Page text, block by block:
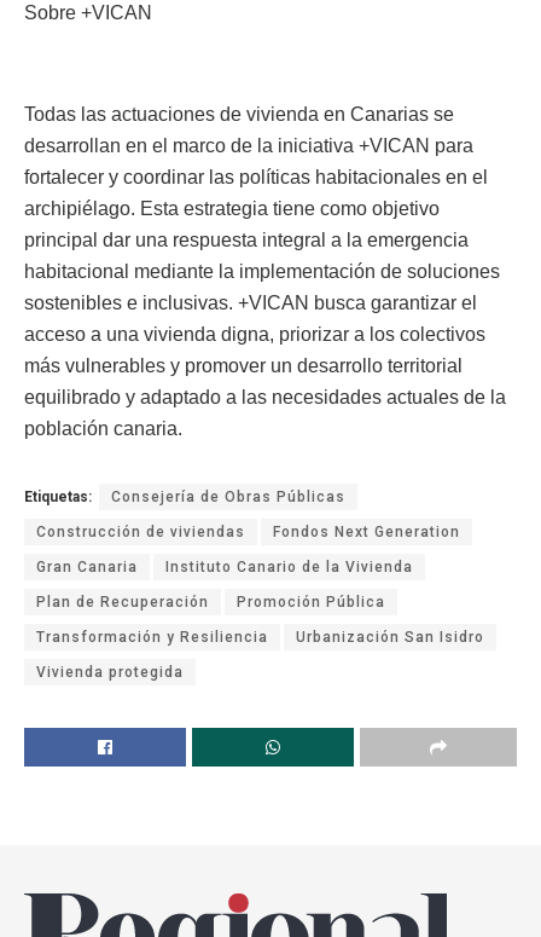
Sobre +VICAN
Todas las actuaciones de vivienda en Canarias se
desarrollan en el marco de la iniciativa +VICAN para
fortalecer y coordinar las políticas habitacionales en el
archipiélago. Esta estrategia tiene como objetivo
principal dar una respuesta integral a la emergencia
habitacional mediante la implementación de soluciones
sostenibles e inclusivas. +VICAN busca garantizar el
acceso a una vivienda digna, priorizar a los colectivos
más vulnerables y promover un desarrollo territorial
equilibrado y adaptado a las necesidades actuales de la
población canaria.
Etiquetas: Consejería de Obras Públicas
Construcción de viviendas Fondos Next Generation
Gran Canaria Instituto Canario de la Vivienda
Plan de Recuperación Promoción Pública
Transformación y Resiliencia Urbanización San Isidro
Vivienda protegida